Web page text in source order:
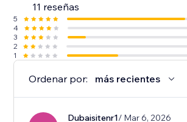
11 reseñas
5
4
3
2
1
Ordenar por: más recientes
Dubaisitenr1/ Mar 6, 2026